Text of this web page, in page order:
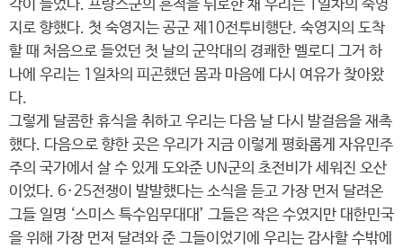
각이 들었다. 프랑스군의 흔적을 뒤로한 채 우리는 1일차의 숙영
지로 향했다. 첫 숙영지는 공군 제10전투비행단. 숙영지의 도착
할 때 처음으로 들었던 첫 날의 군악대의 경쾌한 멜로디 그거 하
나에 우리는 1일차의 피곤했던 몸과 마음에 다시 여유가 찾아왔
다.
그렇게 달콤한 휴식을 취하고 우리는 다음 날 다시 발걸음을 재촉
했다. 다음으로 향한 곳은 우리가 지금 이렇게 평화롭게 자유민주
주의 국가에서 살 수 있게 도와준 UN군의 초전비가 세워진 오산
이었다. 6·25전쟁이 발발했다는 소식을 듣고 가장 먼저 달려온
그들 일명 ‘스미스 특수임무대대’ 그들은 작은 수였지만 대한민국
을 위해 가장 먼저 달려와 준 그들이었기에 우리는 감사할 수밖에